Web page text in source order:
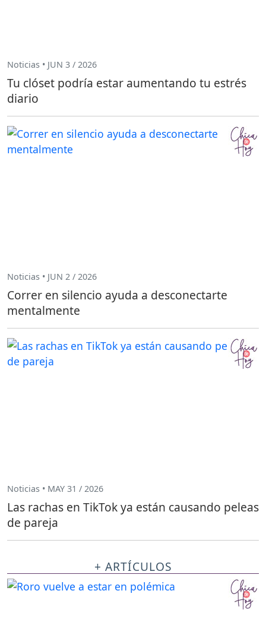
Noticias • JUN 3 / 2026
Tu clóset podría estar aumentando tu estrés
diario
Noticias • JUN 2 / 2026
Correr en silencio ayuda a desconectarte
mentalmente
Noticias • MAY 31 / 2026
Las rachas en TikTok ya están causando peleas
de pareja
+ ARTÍCULOS